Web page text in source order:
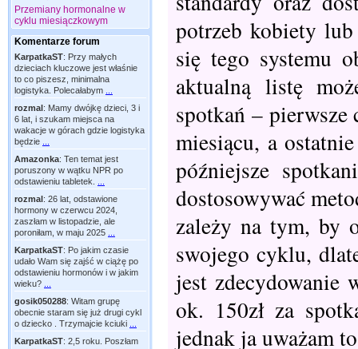
Przemiany hormonalne w
cyklu miesiączkowym
Komentarze forum
KarpatkaST: Przy małych
dzieciach kluczowe jest właśnie
to co piszesz, minimalna
logistyka. Polecałabym
rozmal: Mamy dwójkę dzieci, 3 i
6 lat, i szukam miejsca na
wakacje w górach gdzie logistyka
będzie
Amazonka: Ten temat jest
poruszony w wątku NPR po
odstawieniu tabletek.
rozmal: 26 lat, odstawione
hormony w czerwcu 2024,
zaszłam w listopadzie, ale
poroniłam, w maju 2025
KarpatkaST: Po jakim czasie
udało Wam się zajść w ciążę po
odstawieniu hormonów i w jakim
wieku?
gosik050288: Witam grupę
obecnie staram się już drugi cykl
o dziecko . Trzymajcie kciuki
KarpatkaST: 2,5 roku. Poszłam
potrzeb kobiety
się tego systemu
aktualną listę
spotkań –
miesiącu, a
późniejsze
dostosowywać
zależy na tym, by
swojego cyklu,
jest
ok. 150zł za
jednak ja uważam